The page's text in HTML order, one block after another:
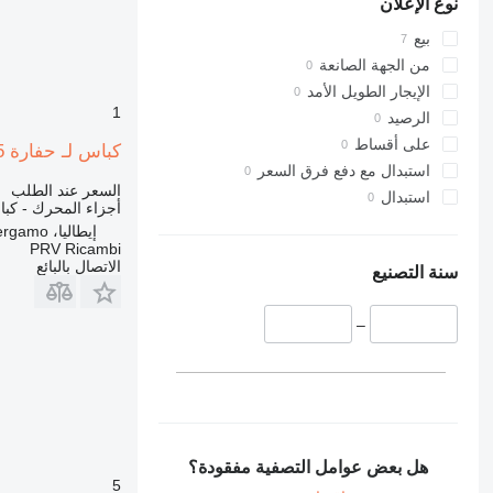
318
320
321
322
324
325
326
336
350
نوع الإعلان
بيع
من الجهة الصانعة
الإيجار الطويل الأمد
الرصيد
على أقساط
استبدال مع دفع فرق السعر
استبدال
سنة التصنيع
–
هل بعض عوامل التصفية مفقودة؟
1
كباس لـ حفارة Fiat-Hitachi EX 215
السعر عند الطلب
أجزاء المحرك -
إيطاليا، Schilpario, Bergamo
PRV Ricambi
الاتصال بالبائع
5